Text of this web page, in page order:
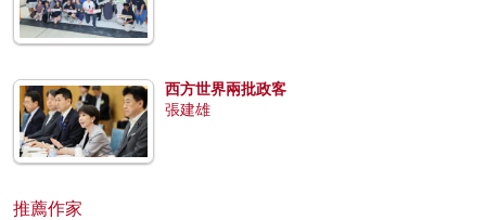
西方世界兩批政客
張建雄
推薦作家